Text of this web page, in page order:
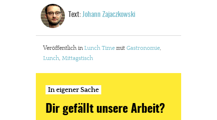
Text: Johann Zajaczkowski
Veröffentlich in Lunch Time mit Gastronomie,
Lunch, Mittagstisch
In eigener Sache
Dir gefällt unsere Arbeit?